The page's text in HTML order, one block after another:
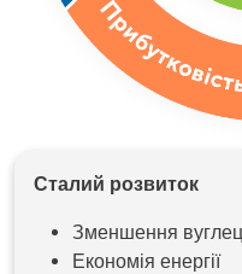
Сталий розвиток
Зменшення
Економія енергії